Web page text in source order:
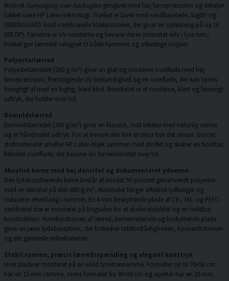
Motivet Solnedgang over havbugten gengives med høj farvepræcision og detaljer
takket være HP Latex-teknologi. Trykket er lavet med vandbaserede, lugtfri og
GREENGUARD Gold-certificerede blækpatroner, der giver en opløsning på op til
300 DPI. Farverne er UV-resistente og bevarer deres intensitet selv i lyse rum,
hvilket gør lærredet velegnet til både hjemmet og offentlige miljøer.
Polyesterlærred
Polyesterlærredet (260 g/m²) giver en glat og moderne overflade med høj
farvepræcision, fremragende UV-bestandighed og en overflade, der kan tørres
forsigtigt af med en fugtig, blød klud. Resultatet er et moderne, klart og farverigt
udtryk, der holder over tid.
Bomuldslærred
Bomuldslærredet (260 g/m²) giver en klassisk, mat tekstur med naturlig varme
og et håndmalet udtryk. For at bevare den fine struktur bør det renses. Uanset
stofmaterialet smelter HP Latex-blæk sammen med stoffet og skaber en holdbar,
fleksibel overflade, der bevarer sin farveintensitet over tid.
Akustisk kerne med høj densitet og dokumenteret ydeevne
Den lydabsorberende kerne består af mindst 50 procent genanvendt polyester
med en densitet på 450–600 g/m². Materialet fanger effektivt lydbølger og
reducerer efterklang i rummet. En 4 mm beskyttende plade af CE-, M1- og PEFC-
certificeret træ er monteret på bagsiden for at skabe stabilitet og en holdbar
konstruktion. Kombinationen af lærred, kernemateriale og beskyttende plade
giver en jævn lydabsorption, der forbedrer taleforståeligheden, koncentrationen
og det generelle velbefindende.
Stabil ramme, præcis lærredsspænding og elegant kanttryk
Hver plade er monteret på en solid fyrretræsramme. Formater op til 70×50 cm
har en 15 mm ramme, mens formater fra 90×60 cm og opefter har en 20 mm